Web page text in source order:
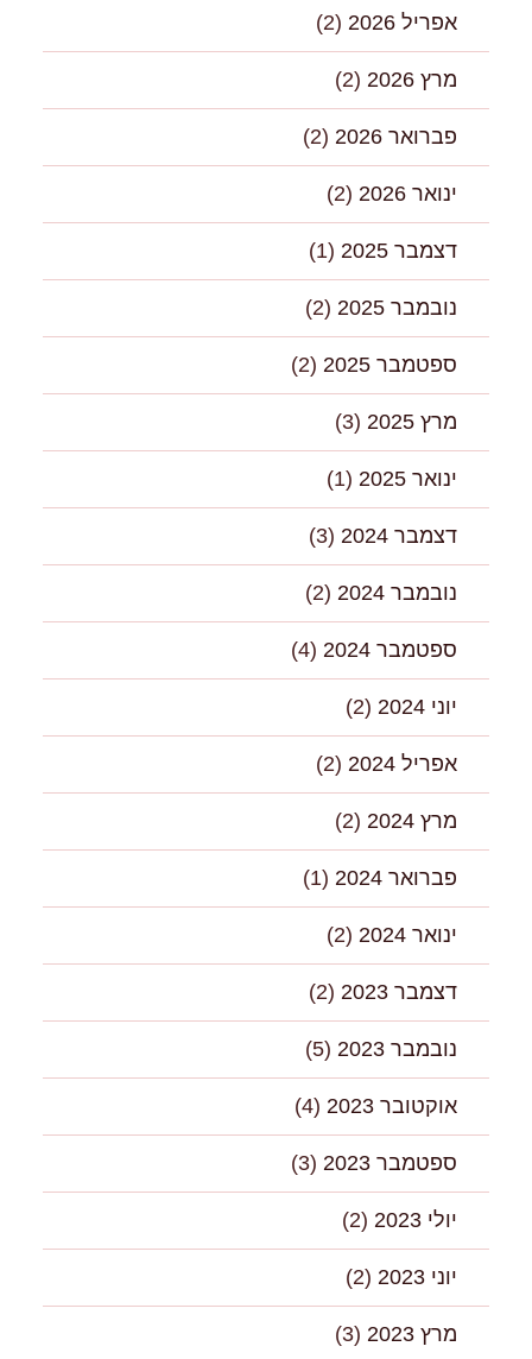
אפריל 2026 (2)
מרץ 2026 (2)
פברואר 2026 (2)
ינואר 2026 (2)
דצמבר 2025 (1)
נובמבר 2025 (2)
ספטמבר 2025 (2)
מרץ 2025 (3)
ינואר 2025 (1)
דצמבר 2024 (3)
נובמבר 2024 (2)
ספטמבר 2024 (4)
יוני 2024 (2)
אפריל 2024 (2)
מרץ 2024 (2)
פברואר 2024 (1)
ינואר 2024 (2)
דצמבר 2023 (2)
נובמבר 2023 (5)
אוקטובר 2023 (4)
ספטמבר 2023 (3)
יולי 2023 (2)
יוני 2023 (2)
מרץ 2023 (3)